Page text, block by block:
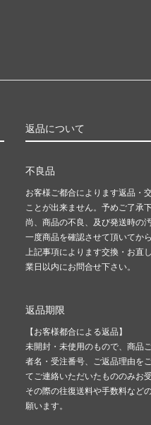
返品について
不良品
お客様ご都合によります返品・
ことが出来ません。予めご了承下
尚、商品の不良、及び発送時の
一度商品を確認させて頂いてか
上記事項によります交換・お直
業日以内にお問合せ下さい。
返品期限
【お客様都合による返品】
未開封・未使用のもので、商品
者名・受注番号、ご返品理由を
てご連絡いただいたもののみお
その際の往復送料や手数料など
願います。